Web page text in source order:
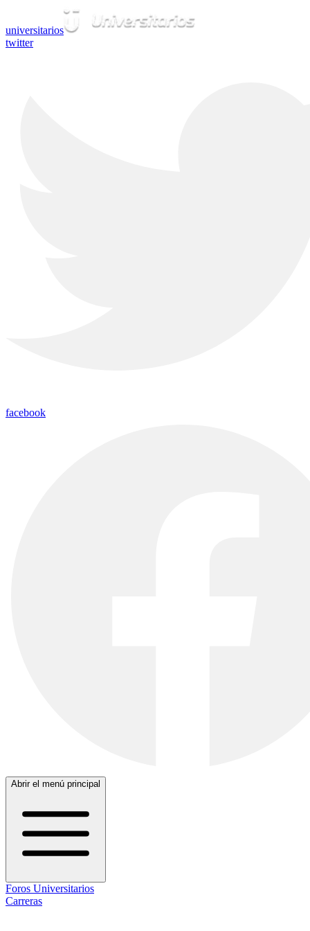
universitarios
twitter
facebook
Abrir el menú principal
Foros Universitarios
Carreras